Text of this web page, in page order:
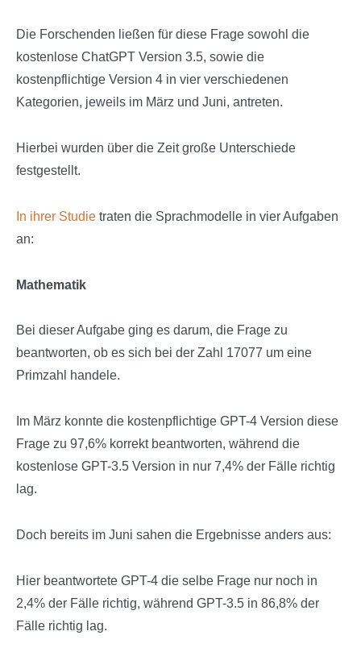
Die Forschenden ließen für diese Frage sowohl die
kostenlose ChatGPT Version 3.5, sowie die
kostenpflichtige Version 4 in vier verschiedenen
Kategorien, jeweils im März und Juni, antreten.
Hierbei wurden über die Zeit große Unterschiede
festgestellt.
In ihrer Studie traten die Sprachmodelle in vier Aufgaben
an:
Mathematik
Bei dieser Aufgabe ging es darum, die Frage zu
beantworten, ob es sich bei der Zahl 17077 um eine
Primzahl handele.
Im März konnte die kostenpflichtige GPT-4 Version diese
Frage zu 97,6% korrekt beantworten, während die
kostenlose GPT-3.5 Version in nur 7,4% der Fälle richtig
lag.
Doch bereits im Juni sahen die Ergebnisse anders aus:
Hier beantwortete GPT-4 die selbe Frage nur noch in
2,4% der Fälle richtig, während GPT-3.5 in 86,8% der
Fälle richtig lag.